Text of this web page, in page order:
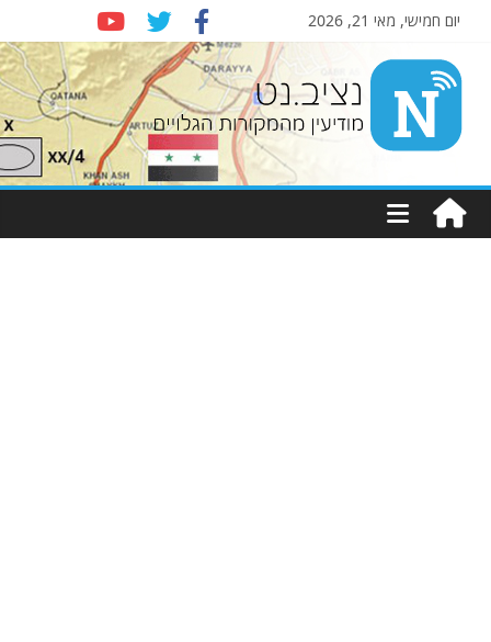
יום חמישי, מאי 21, 2026
Nziv.net
מודיעין
מהמקורות